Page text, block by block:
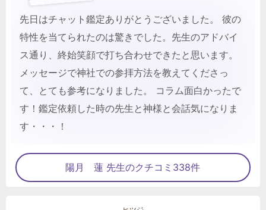
先日はチャット鑑定ありがとうございました。 彼の
特性を当てられたのは驚きでした。先生のアドバイ
ス通り、終始笑顔で打ち合わせできたと思います。
メッセージで神社での参拝方法を教えてくださっ
て、とても参考になりました。 コラム面白かったで
す！鑑定依頼した時の先生と神様と会話気になりま
す・・・！
陽月 蓮 先生のクチコミ338件